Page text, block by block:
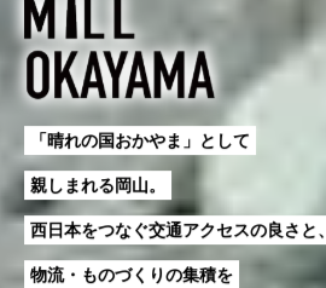
「晴れの国おかやま」として
親しまれる岡山。
西日本をつなぐ交通アクセスの良さと、
物流・ものづくりの集積を